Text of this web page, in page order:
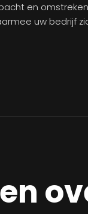
en
uw bedrijf